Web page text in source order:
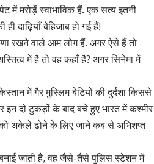
में मरोड़ें स्वाभाविक हैं. एक सत्य इतनी
दाढ़ियाँ बेहिजाब हो गई हैं!
रखने वाले आम लोग हैं. अगर ऐसे हैं तो
में है तो वह कहाँ है? अगर सिनेमा में
में गैर मुस्लिम बेटियों की दुर्दशा किससे
इन दो टुकड़ों के बाद बचे हुए भारत में कश्मीर
को अकेले ढोने के लिए जाने कब से अभिशप्त
जाती है, वह जैसे-तैसे पुलिस स्टेशन में